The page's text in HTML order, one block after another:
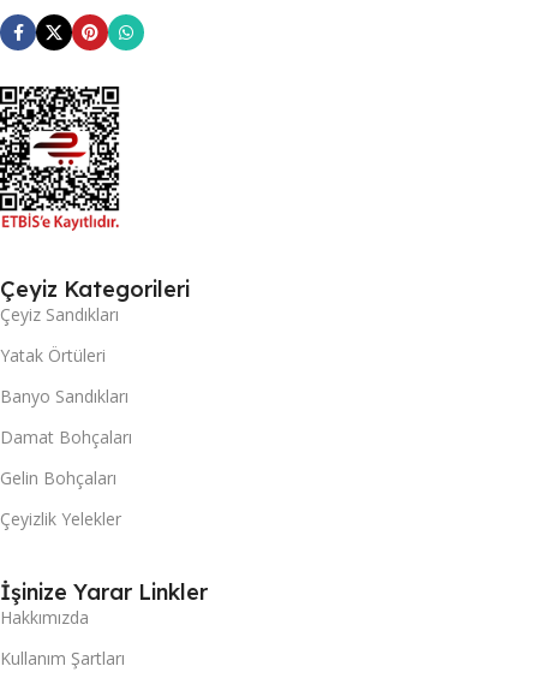
Çeyiz Kategorileri
Çeyiz Sandıkları
Yatak Örtüleri
Banyo Sandıkları
Damat Bohçaları
Gelin Bohçaları
Çeyizlik Yelekler
İşinize Yarar Linkler
Hakkımızda
Kullanım Şartları